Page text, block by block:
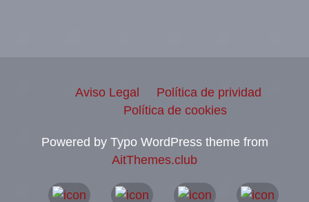
Aviso Legal
Política de prividad
Política de cookies
Powered by Typo WordPress theme from
AitThemes.club